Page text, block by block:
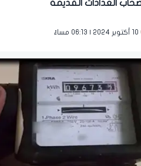
العدادات القديمة
10 أكتوبر 2024 | 06:13 مساءً